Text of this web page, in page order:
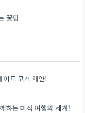
꿀팁
이트 코스 제안!
하는 미식 여행의 세계!